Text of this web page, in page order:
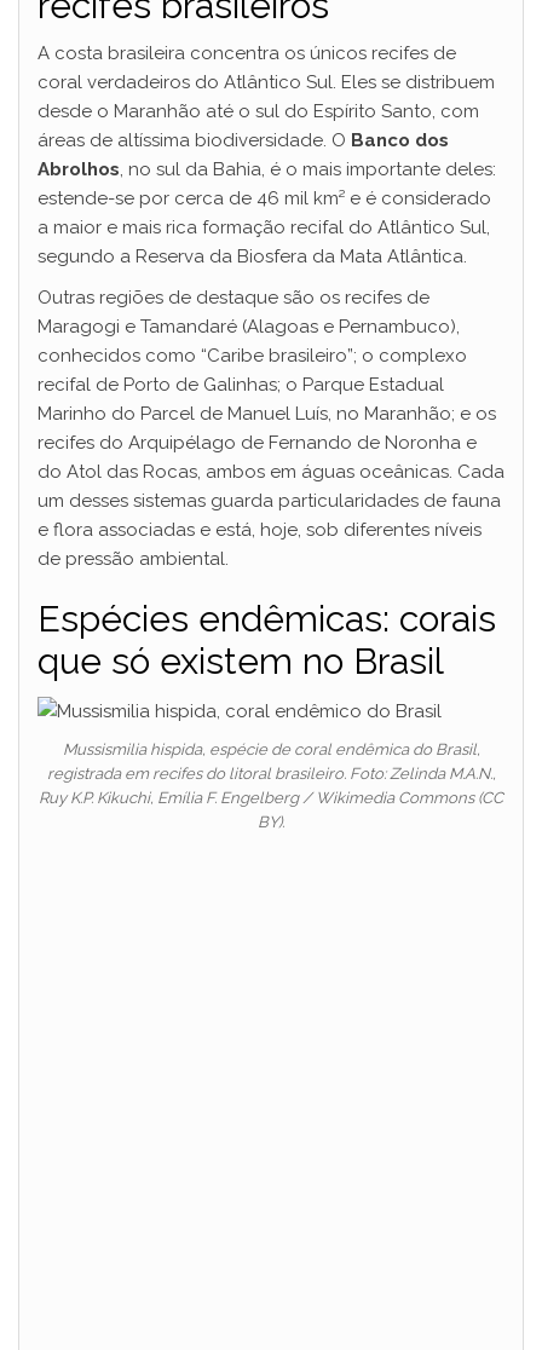
A costa brasileira concentra os únicos recifes de
coral verdadeiros do Atlântico Sul. Eles se distribuem
desde o Maranhão até o sul do Espírito Santo, com
áreas de altíssima biodiversidade. O Banco dos
Abrolhos, no sul da Bahia, é o mais importante deles:
estende-se por cerca de 46 mil km² e é considerado
a maior e mais rica formação recifal do Atlântico Sul,
segundo a Reserva da Biosfera da Mata Atlântica.
Outras regiões de destaque são os recifes de
Maragogi e Tamandaré (Alagoas e Pernambuco),
conhecidos como “Caribe brasileiro”; o complexo
recifal de Porto de Galinhas; o Parque Estadual
Marinho do Parcel de Manuel Luís, no Maranhão; e os
recifes do Arquipélago de Fernando de Noronha e
do Atol das Rocas, ambos em águas oceânicas. Cada
um desses sistemas guarda particularidades de fauna
e flora associadas e está, hoje, sob diferentes níveis
de pressão ambiental.
Espécies endêmicas: corais
que só existem no Brasil
Mussismilia hispida, espécie de coral endêmica do Brasil,
registrada em recifes do litoral brasileiro. Foto: Zelinda M.A.N.,
Ruy K.P. Kikuchi, Emília F. Engelberg / Wikimedia Commons (CC
BY).